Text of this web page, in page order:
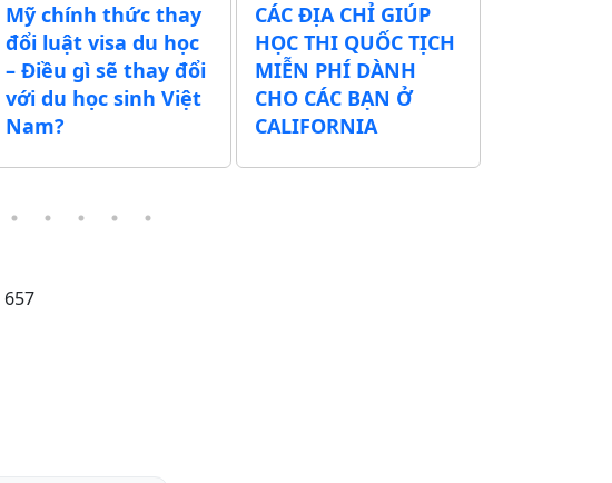
Mỹ chính thức thay
đổi luật visa du học
– Điều gì sẽ thay đổi
với du học sinh Việt
Nam?
CÁC ĐỊA CHỈ GIÚP
HỌC THI QUỐC TỊCH
MIỄN PHÍ DÀNH
CHO CÁC BẠN Ở
CALIFORNIA
657